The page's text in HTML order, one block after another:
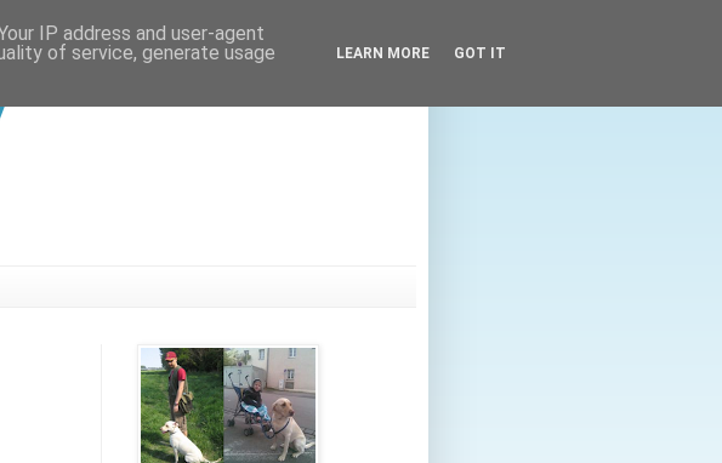
IP address and user-agent
of service, generate usage
LEARN MORE GOT IT